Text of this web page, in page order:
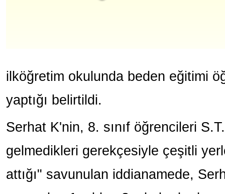
ilköğretim okulunda beden eğitimi
yaptığı belirtildi.
Serhat K'nin, 8. sınıf öğrencileri
gelmedikleri gerekçesiyle çeşitli
attığı" savunulan iddianamede,